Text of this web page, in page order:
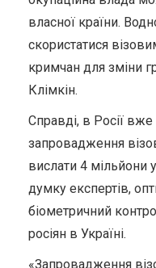
власної країни.
скористатися
кримчан для зміни
Клімкін.
Справді, в Росії
запровадження
вислати 4 мільйони
думку експертів,
біометричний
росіян в Україні.
«Запровадження